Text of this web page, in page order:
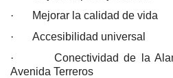
·
Mejorar la calidad de vida
·
Accesibilidad universal
·
Conectividad de la
Avenida Terreros